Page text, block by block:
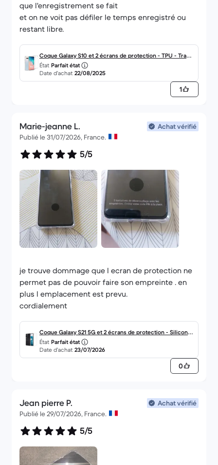
que l'enregistrement se fait
et on ne voit pas défiler le temps enregistré ou
restant libre.
Coque Galaxy S10 et 2 écrans de protection - TPU - Trans
parent
État Parfait état
Date d’achat 22/08/2025
1
Marie-jeanne L.
Achat vérifié
Publié le 31/07/2026, France.
5/5
je trouve dommage que l ecran de protection ne
permet pas de pouvoir faire son empreinte . en
plus l emplacement est prevu.
cordialement
Coque Galaxy S21 5G et 2 écrans de protection - Silicone
- Transparent
État Parfait état
Date d’achat 23/07/2026
0
Jean pierre P.
Achat vérifié
Publié le 29/07/2026, France.
5/5